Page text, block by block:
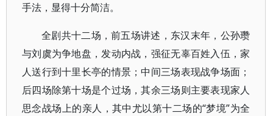
手法，显得十分简洁。
全剧共十二场，前五场讲述，东汉末年，公孙瓒
与刘虞为争地盘，发动内战，强征无辜百姓入伍，家
人送行到十里长亭的情景；中间三场表现战争场面；
后四场除第十场是个过场，其余三场则主要表现家人
思念战场上的亲人，其中尤以第十二场的“梦境”为全